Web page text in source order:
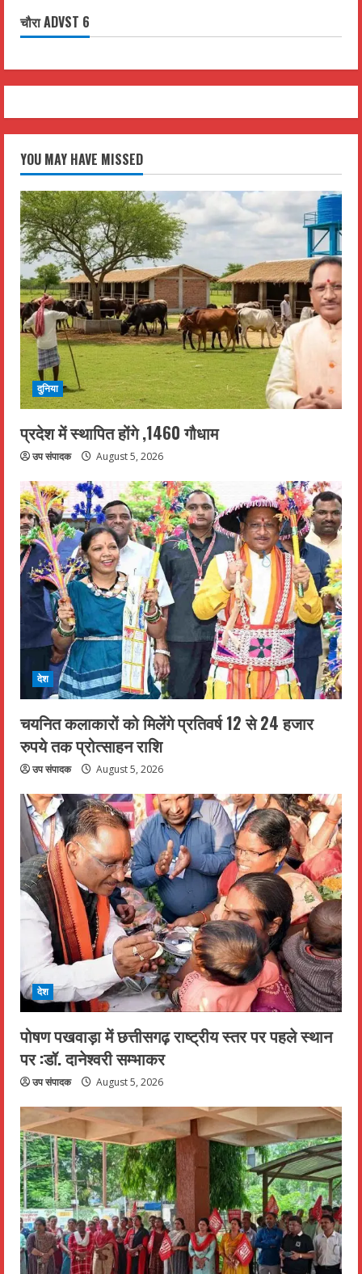
चौरा ADVST 6
YOU MAY HAVE MISSED
दुनिया
प्रदेश में स्थापित होंगे ,1460 गौधाम
उप संपादक August 5, 2026
देश
चयनित कलाकारों को मिलेंगे प्रतिवर्ष 12 से 24 हजार
रुपये तक प्रोत्साहन राशि
उप संपादक August 5, 2026
देश
पोषण पखवाड़ा में छत्तीसगढ़ राष्ट्रीय स्तर पर पहले स्थान
पर :डॉ. दानेश्वरी सम्भाकर
उप संपादक August 5, 2026